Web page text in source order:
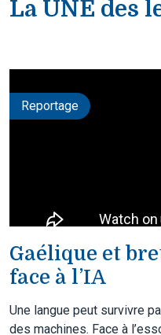
La UNE des
Reportage
Gaélique et
face à l’IA
Une langue peut survivre
des machines. Face à